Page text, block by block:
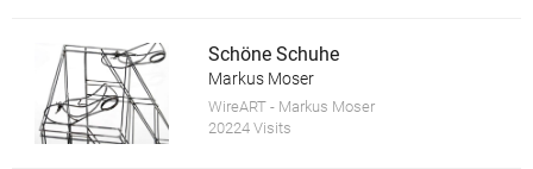
Schöne Schuhe
Markus Moser
WireART - Markus Moser
20224 Visits